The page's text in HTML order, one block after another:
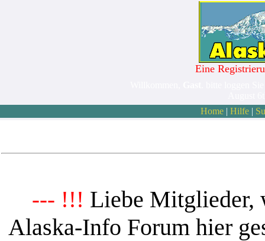
Eine
Home| Hilfe|
--- !!! Liebe Mitglieder,
Alaska-Info Forum hier